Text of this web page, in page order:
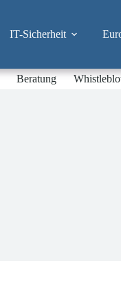
IT-Sicherheit
Beratung